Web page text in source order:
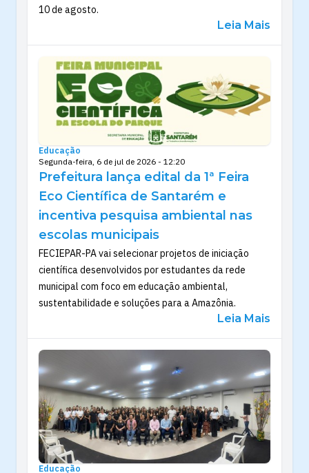
10 de agosto.
Leia Mais
Educação
Segunda-feira, 6 de jul de 2026 - 12:20
Prefeitura lança edital da 1ª Feira
Eco Científica de Santarém e
incentiva pesquisa ambiental nas
escolas municipais
FECIEPAR-PA vai selecionar projetos de iniciação
científica desenvolvidos por estudantes da rede
municipal com foco em educação ambiental,
sustentabilidade e soluções para a Amazônia.
Leia Mais
Educação